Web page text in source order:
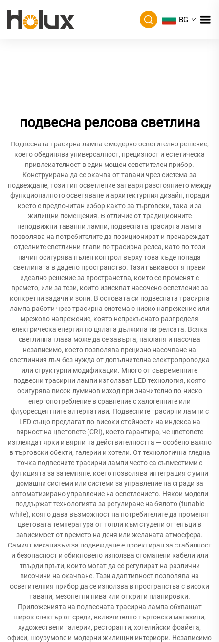
BG
подвесна релсова светлина
Подвесната трасирна лампа е модерно осветително решение,
което обединява универсалност, прецизност и естетическа
привлекателност в един мощен осветителен прибор.
Конструирана да се окачва от тавани чрез система за
подвеждане, този тип осветление затваря разстоянието между
функционалното осветяване и архитектурния дизайн, поради
което е предпочитан избор както за търговски, така и за
жилищни помещения. В отличие от традиционните
неподвижни таванни лампи, подвесната трасирна лампа
позволява на потребителите да позиционират и пренареждат
отделните светлинни глави по трасирна релса, като по този
начин осигурява пълен контрол върху това къде попада
светлината в дадено пространство. Тази гъвкавост я прави
идеално решение за пространства, които се променят с
времето, или за тези, които изискват насочено осветление за
конкретни задачи и зони. В основата си подвесната трасирна
лампа работи чрез трасирна система с ниско напрежение или
мрежово напрежение, която непрекъснато разпределя
електрическа енергия по цялата дължина на релсата. Всяка
светлинна глава може да се завърта, накланя и насочва
независимо, което позволява прецизно насочване на
светлинния лъч без нужда от допълнителна електропроводка
или структурни модификации. Много от съвременните
подвесни трасирни лампи използват LED технология, която
осигурява висок луминов изход при значително по-ниско
енергопотребление в сравнение с халогенните или
флуоресцентните алтернативи. Подвесните трасирни лампи с
LED също предлагат по-високи стойности на индекса на
вярност на цветовете (CRI), което гарантира, че цветовете
изглеждат ярки и вярни на действителността — особено важно
в търговски обекти, галерии и хотели. От технологична гледна
точка подвесните трасирни лампи често са съвместими с
функцията за затемняне, което позволява интеграция с умни
домашни системи или системи за управление на сгради за
автоматизирано управление на осветлението. Някои модели
поддържат технологията за регулиране на бялото (tunable
white), която дава възможност на потребителите да променят
цветовата температура от топли към студени оттенъци в
зависимост от времето на деня или желаната атмосфера.
Самият механизъм за подвеждане е проектиран за стабилност
и безопасност и обикновено използва стоманени кабели или
твърди пръти, които могат да се регулират на различни
височини на окачване. Тази адаптивност позволява на
осветителния прибор да се използва в пространства с високи
тавани, мезонетни нива или открити планировки.
Приложенията на подвесната трасирна лампа обхващат
широк спектър от среди, включително търговски магазини,
художествени галерии, ресторанти, хотелийски фоайета,
офиси, шоурумове и модерни жилищни интериори. Независимо